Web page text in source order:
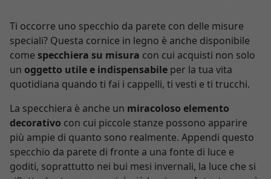
Ti occorre uno specchio da parete con delle misure
speciali? Questa cornice in legno è anche disponibile
come specchiera su misura con cui acquisti non solo
un oggetto utile e indispensabile per la tua vita
quotidiana quando ti fai i cappelli, ti vesti e ti trucchi.
La specchiera è anche un miracoloso elemento
decorativo con cui piccole stanze possono apparire
più ampie di quanto sono realmente. Appendi questo
specchio da parete di fronte a una fonte di luce e
goditi, soprattutto nei bui mesi invernali, la luce che si